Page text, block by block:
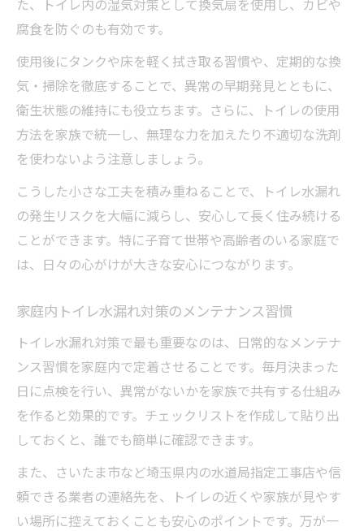
た、トイレ内の湿気対策として換気扇を使用し、カビや
腐食を防ぐのも有効です。
使用後にタンクや床を軽く拭き取る習慣や、定期的な換
気・掃除を徹底することで、異常の早期発見とともに、
衛生状態の維持にも役立ちます。さらに、トイレの使用
方法を家族で統一し、無理な力を加えたり不適切な洗剤
を使わないよう注意しましょう。
こうした小さな工夫を積み重ねることで、トイレ水漏れ
の発生リスクを大幅に減らし、安心して長く住み続ける
ことができます。特に子育て世帯や高齢者のいる家庭で
は、日々の心がけが大きな安心につながります。
家庭内トイレ水漏れ対策のメンテナンス習慣
トイレ水漏れ対策で最も重要なのは、日常的なメンテナ
ンス習慣を家庭内で定着させることです。毎月決まった
日に点検を行い、異常がないかを家族で共有する仕組み
を作ると効果的です。チェックリストを作成して貼り出
しておくと、誰でも簡単に確認できます。
また、さいたま市など埼玉県内の水道局指定工事店や信
頼できる業者の連絡先を、トイレの近くや家族が見やす
い場所に控えておくことも安心のポイントです。万が一